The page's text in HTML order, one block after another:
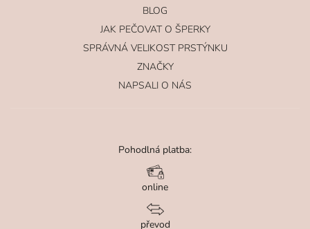
BLOG
JAK PEČOVAT O ŠPERKY
SPRÁVNÁ VELIKOST PRSTÝNKU
ZNAČKY
NAPSALI O NÁS
Pohodlná platba:
online
převod